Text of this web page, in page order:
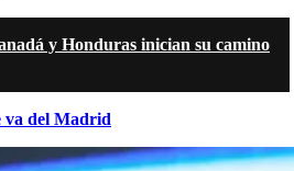
y Honduras inician su camino
va del Madrid